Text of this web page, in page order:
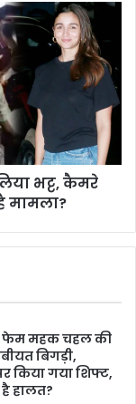
भट्ट, कैमरे
मामला?
फेम महक चहल की
बिगड़ी,
किया गया शिफ्ट,
हालत?